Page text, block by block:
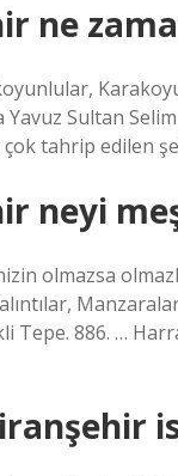
ne
Yavuz Sultan
tahrip edilen
neyi
olmazsa
Tepe. 886. …